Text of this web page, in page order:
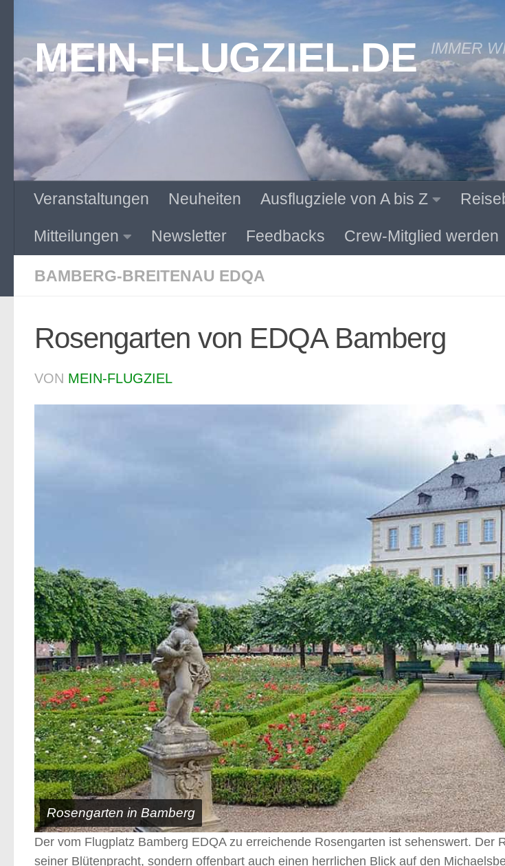
Zum Inhalt springen
MEIN-FLUGZIEL.DE IMMER
Veranstaltungen Neuheiten Ausflugziele von A bis Z
Mitteilungen Newsletter Feedbacks Crew-Mitglied werden
BAMBERG-BREITENAU EDQA
Rosengarten von EDQA Bamberg
VON MEIN-FLUGZIEL
Rosengarten in Bamberg
Der vom Flugplatz Bamberg EDQA zu erreichende Rosengarten ist sehenswert.
seiner Blütenpracht, sondern offenbart auch einen herrlichen Blick auf den